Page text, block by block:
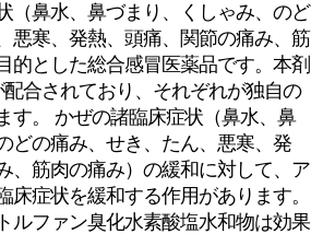
（鼻水、鼻づまり、くしゃみ、のど
悪寒、発熱、頭痛、関節の痛み、筋
的とした総合感冒医薬品です。本剤
合されており、それぞれが独自の
す。 かぜの諸臨床症状（鼻水、鼻
どの痛み、せき、たん、悪寒、発
、筋肉の痛み）の緩和に対して、ア
床症状を緩和する作用があります。
ルファン臭化水素酸塩水和物は効果